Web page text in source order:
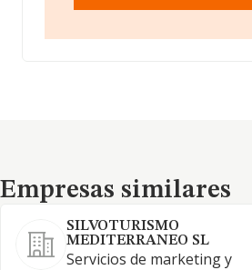
Empresas similares
Empresas similares
SILVOTURISMO
MEDITERRANEO SL
Servicios de marketing y